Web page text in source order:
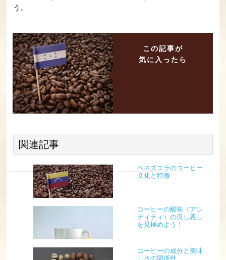
う。
この記事が
気に入ったら
関連記事
ベネズエラのコーヒー
文化と特徴
コーヒーの酸味（アシ
ディティ）の良し悪し
を見極めよう！
コーヒーの成分と美味